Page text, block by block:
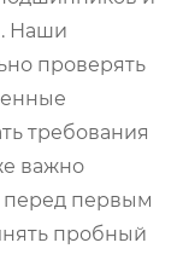
Наши
проверять
требования
важно
перед первым
пробный